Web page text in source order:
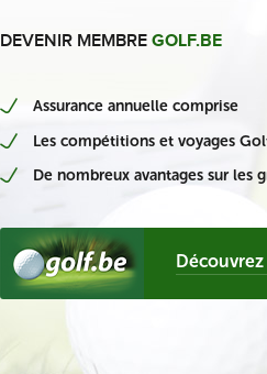
DEVENIR MEMBRE GOLF.BE
Assurance annuelle comprise
Les compétitions et voyages
De nombreux avantages sur les